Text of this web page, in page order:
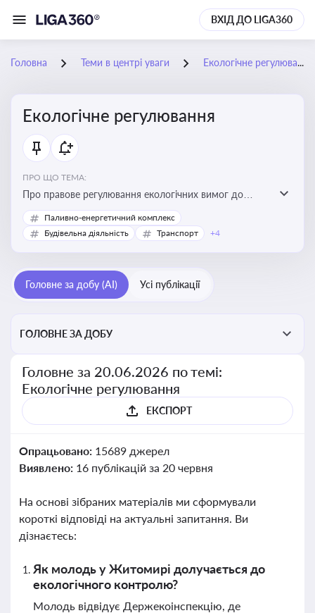
ВХІД ДО LIGA360
Головна Теми в центрі уваги Екологічне регулювання
Екологічне регулювання
ПРО ЩО ТЕМА:
Про правове регулювання екологічних вимог до
виробництв, включно з дозволами, перевірками,
стандартами викидів і гармонізацією з
Паливно-енергетичний комплекс
Будівельна діяльність
Транспорт +4
Головне за добу (AI) Усі публікації
ГОЛОВНЕ ЗА ДОБУ
Головне за 20.06.2026 по темі:
Екологічне регулювання
ЕКСПОРТ
Опрацьовано: 15689 джерел
Виявлено: 16 публікацій за 20 червня
На основі зібраних матеріалів ми сформували
короткі відповіді на актуальні запитання. Ви
дізнаєтесь:
Як молодь у Житомирі долучається до
екологічного контролю?
Молодь відвідує Держекоінспекцію, де